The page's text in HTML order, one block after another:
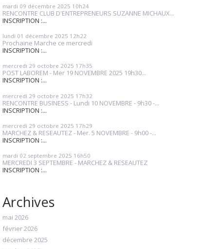
mardi 09 décembre 2025 10h24
RENCONTRE CLUB D'ENTREPRENEURS SUZANNE MICHAUX...
INSCRIPTION :...
lundi 01 décembre 2025 12h22
Prochaine Marche ce mercredi
INSCRIPTION :...
mercredi 29 octobre 2025 17h35
POST LABOREM - Mer 19 NOVEMBRE 2025 19h30...
INSCRIPTION :...
mercredi 29 octobre 2025 17h32
RENCONTRE BUSINESS - Lundi 10 NOVEMBRE - 9h30 -...
INSCRIPTION :...
mercredi 29 octobre 2025 17h29
MARCHEZ & RESEAUTEZ - Mer. 5 NOVEMBRE - 9h00 -...
INSCRIPTION :...
mardi 02 septembre 2025 16h50
MERCREDI 3 SEPTEMBRE - MARCHEZ & RESEAUTEZ
INSCRIPTION :...
Archives
mai 2026
février 2026
décembre 2025